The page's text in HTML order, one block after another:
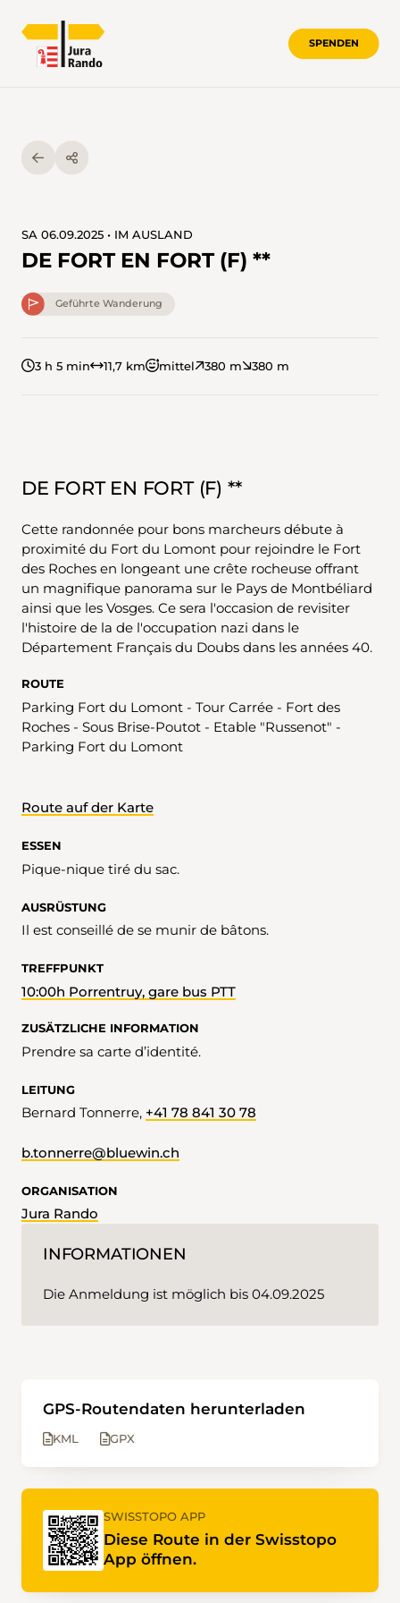
SPENDEN
SA 06.09.2025 • IM AUSLAND
DE FORT EN FORT (F) **
Geführte Wanderung
3 h 5 min 11,7 km mittel 380 m 380 m
DE FORT EN FORT (F) **
Cette randonnée pour bons marcheurs débute à
proximité du Fort du Lomont pour rejoindre le Fort
des Roches en longeant une crête rocheuse offrant
un magnifique panorama sur le Pays de Montbéliard
ainsi que les Vosges. Ce sera l'occasion de revisiter
l'histoire de la de l'occupation nazi dans le
Département Français du Doubs dans les années 40.
ROUTE
Parking Fort du Lomont - Tour Carrée - Fort des
Roches - Sous Brise-Poutot - Etable "Russenot" -
Parking Fort du Lomont
Route auf der Karte
ESSEN
Pique-nique tiré du sac.
AUSRÜSTUNG
Il est conseillé de se munir de bâtons.
TREFFPUNKT
10:00h Porrentruy, gare bus PTT
ZUSÄTZLICHE INFORMATION
Prendre sa carte d’identité.
LEITUNG
Bernard Tonnerre, +41 78 841 30 78
b.tonnerre@bluewin.ch
ORGANISATION
Jura Rando
INFORMATIONEN
Die Anmeldung ist möglich bis 04.09.2025
GPS-Routendaten herunterladen
KML GPX
SWISSTOPO APP
Diese Route in der Swisstopo
App öffnen.